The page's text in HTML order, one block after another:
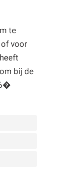
te
voor
bij de